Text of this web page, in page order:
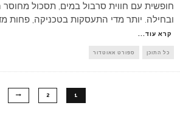
חופשית עם חווית סרבול במים, תסכול מחוסר
ובחילה. יותר מדי התעסקות בטכניקה, פחות
קרא עוד...
כל התוכן ספורט אאוטדור
1
2